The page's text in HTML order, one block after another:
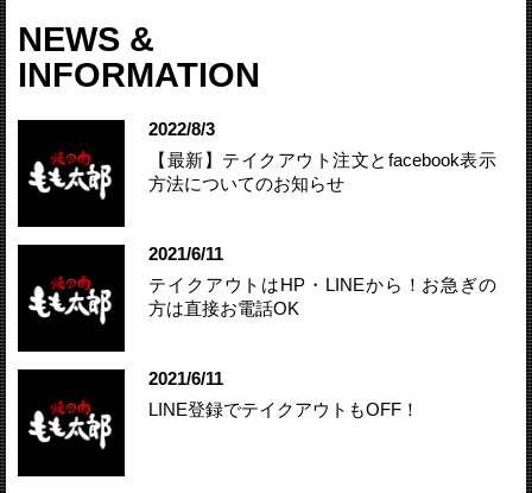
NEWS &
INFORMATION
2022/8/3
【最新】テイクアウト注文とfacebook表示
方法についてのお知らせ
2021/6/11
テイクアウトはHP・LINEから！お急ぎの
方は直接お電話OK
2021/6/11
LINE登録でテイクアウトもOFF！